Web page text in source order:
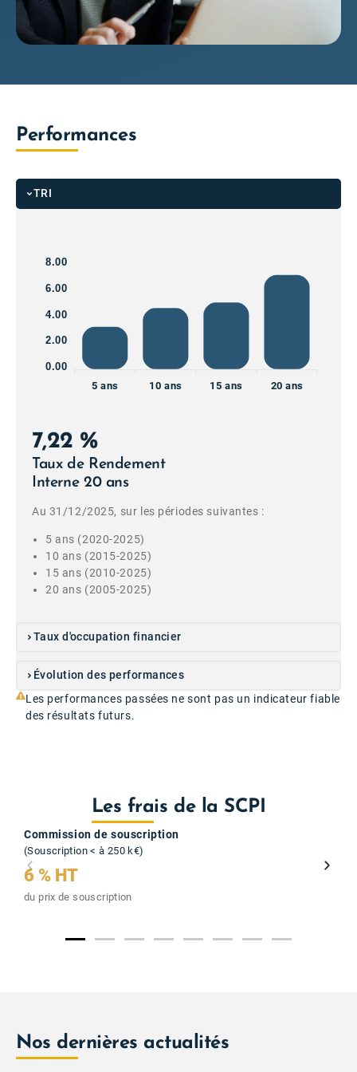
Performances
TRI
Taux d'occupation financier
Évolution des performances
8.00
6.00
4.00
2.00
0.00
5 ans
10 ans 15 ans 20 ans
7,22 %
Taux de Rendement
Interne 20 ans
Au 31/12/2025, sur les périodes suivantes :
5 ans (2020-2025)
10 ans (2015-2025)
15 ans (2010-2025)
20 ans (2005-2025)
Les performances passées ne sont pas un indicateur fiable
des résultats futurs.
Les frais de la SCPI
Commission de souscription
(Souscription < à 250 k€)
6 % HT
du prix de souscription
Nos dernières actualités